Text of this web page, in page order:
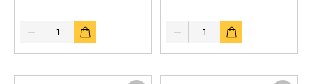
Quantity Quantity